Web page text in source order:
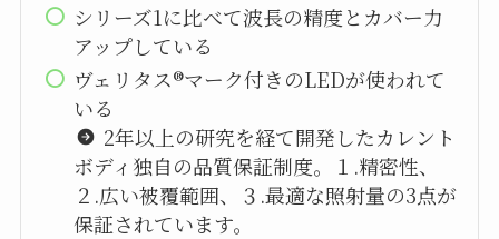
シリーズ1に比べて波長の精度とカバー力
アップしている
ヴェリタス®マーク付きのLEDが使われて
いる
2年以上の研究を経て開発したカレント
ボディ独自の品質保証制度。１.精密性、
２.広い被覆範囲、３.最適な照射量の3点が
保証されています。